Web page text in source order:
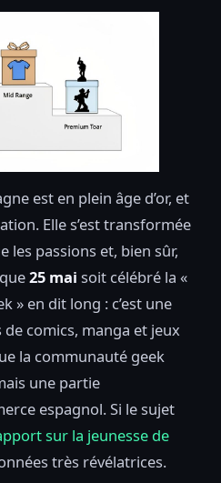
est en plein âge d’or, et
Elle s’est transformée
les passions et, bien sûr,
25 mai soit célébré la «
» en dit long : c’est une
comics, manga et jeux
la communauté geek
une partie
espagnol. Si le sujet
sur la jeunesse de
très révélatrices.